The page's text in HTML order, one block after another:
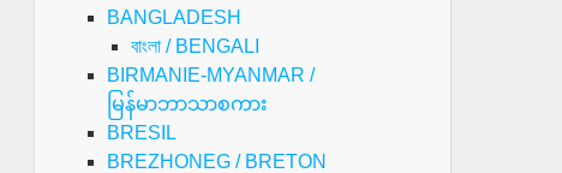
BANGLADESH
বাংলা / BENGALI
BIRMANIE-MYANMAR /
မြန်မာဘာသာစကား
BRESIL
BREZHONEG / BRETON